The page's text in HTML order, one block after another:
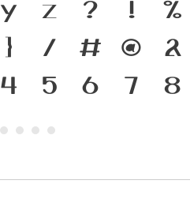
} / # @ &
4 5 6 7 8
คือ โครงสร้างแ
เชื่อมตัวตนของ